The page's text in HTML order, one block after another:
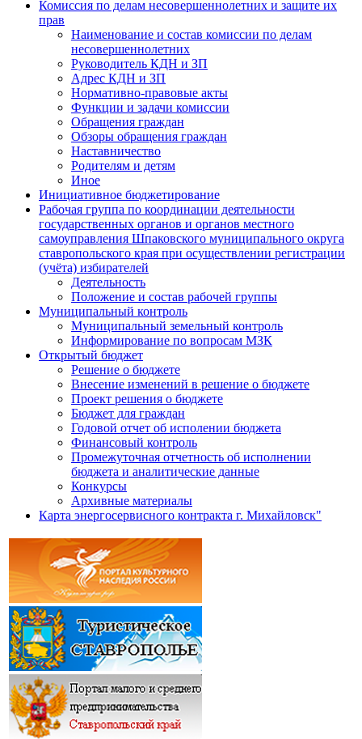
Комиссия по делам несовершеннолетних и защите их
прав
Наименование и состав комиссии по делам
несовершеннолетних
Руководитель КДН и ЗП
Адрес КДН и ЗП
Нормативно-правовые акты
Функции и задачи комиссии
Обращения граждан
Обзоры обращения граждан
Наставничество
Родителям и детям
Иное
Инициативное бюджетирование
Рабочая группа по координации деятельности
государственных органов и органов местного
самоуправления Шпаковского муниципального округа
ставропольского края при осуществлении регистрации
(учёта) избирателей
Деятельность
Положение и состав рабочей группы
Муниципальный контроль
Муниципальный земельный контроль
Информирование по вопросам МЗК
Открытый бюджет
Решение о бюджете
Внесение изменений в решение о бюджете
Проект решения о бюджете
Бюджет для граждан
Годовой отчет об исполении бюджета
Финансовый контроль
Промежуточная отчетность об исполнении
бюджета и аналитические данные
Конкурсы
Архивные материалы
Карта энергосервисного контракта г. Михайловск"